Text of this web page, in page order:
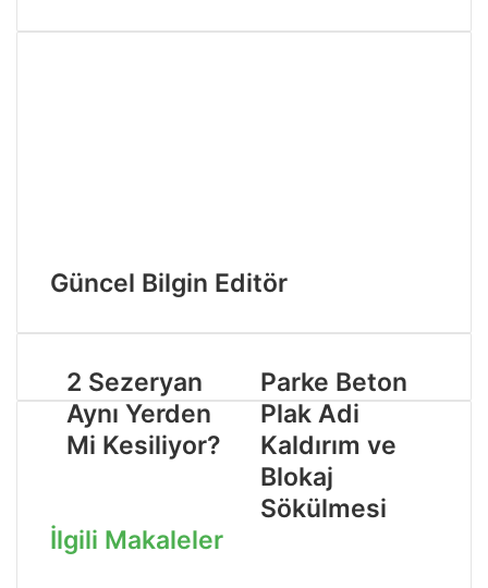
Güncel Bilgin Editör
2 Sezeryan
Aynı Yerden
Mi Kesiliyor​?
Parke Beton
Plak Adi
Kaldırım ve
Blokaj
Sökülmesi
İlgili Makaleler